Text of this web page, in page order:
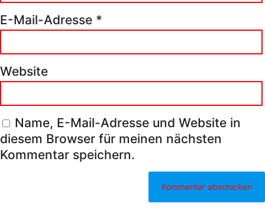
E-Mail-Adresse *
Website
Name, E-Mail-Adresse und Website in
diesem Browser für meinen nächsten
Kommentar speichern.